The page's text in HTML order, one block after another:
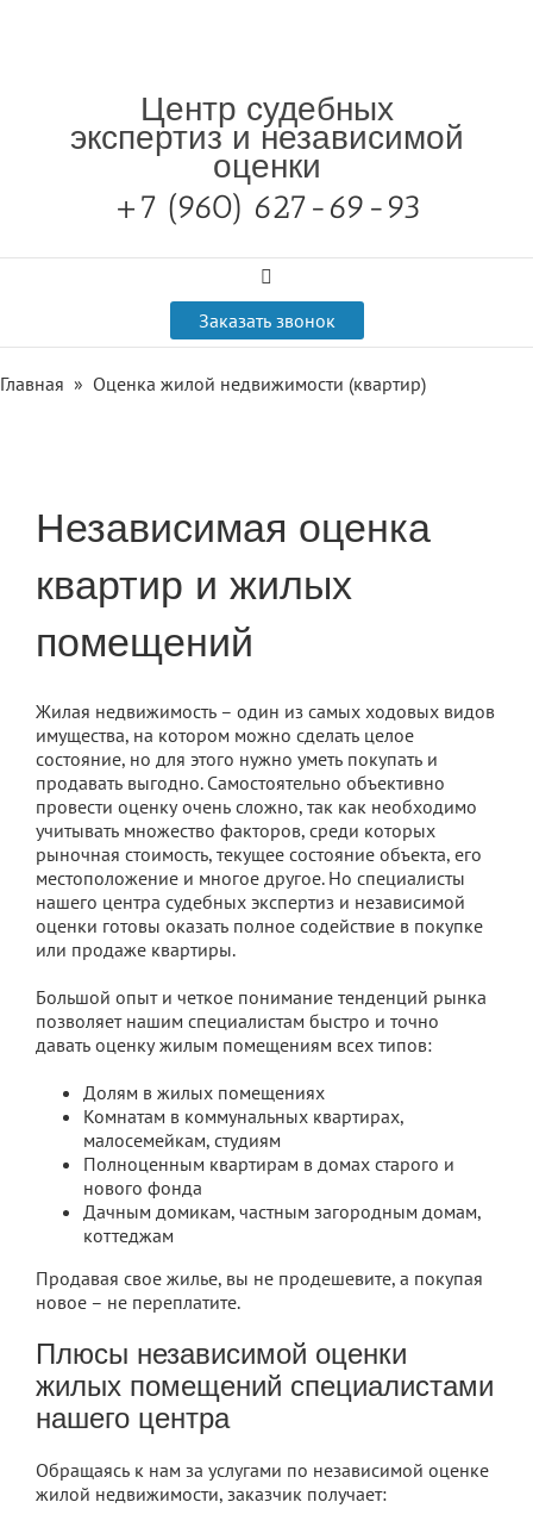
Центр судебных
экспертиз и независимой
оценки
+7 (960) 627-69-93

Заказать звонок
Главная » Оценка жилой недвижимости (квартир)
Независимая оценка
квартир и жилых
помещений
Жилая недвижимость – один из самых ходовых видов
имущества, на котором можно сделать целое
состояние, но для этого нужно уметь покупать и
продавать выгодно. Самостоятельно объективно
провести оценку очень сложно, так как необходимо
учитывать множество факторов, среди которых
рыночная стоимость, текущее состояние объекта, его
местоположение и многое другое. Но специалисты
нашего центра судебных экспертиз и независимой
оценки готовы оказать полное содействие в покупке
или продаже квартиры.
Большой опыт и четкое понимание тенденций рынка
позволяет нашим специалистам быстро и точно
давать оценку жилым помещениям всех типов:
Долям в жилых помещениях
Комнатам в коммунальных квартирах,
малосемейкам, студиям
Полноценным квартирам в домах старого и
нового фонда
Дачным домикам, частным загородным домам,
коттеджам
Продавая свое жилье, вы не продешевите, а покупая
новое – не переплатите.
Плюсы независимой оценки
жилых помещений специалистами
нашего центра
Обращаясь к нам за услугами по независимой оценке
жилой недвижимости, заказчик получает: